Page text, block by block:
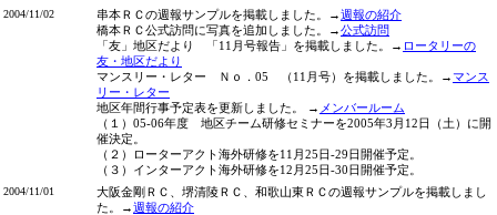
2004/11/02 串本ＲＣの週報サンプルを掲載しました。→週報の紹介
橋本ＲＣ公式訪問に写真を追加しました。→公式訪問
「友」地区だより 「11月号報告」を掲載しました。→ ロータリーの
友・地区だより
マンスリー・レター Ｎｏ．05 （11月号）を掲載しました。→マンス
リー・レター
地区年間行事予定表を更新しました。 → メンバールーム
（１）05-06年度 地区チーム研修セミナーを2005年3月12日（土）に開
催決定。
（２）ローターアクト海外研修を11月25日-29日開催予定。
（３）インターアクト海外研修を12月25日-30日開催予定。
2004/11/01
大阪金剛ＲＣ、堺清陵ＲＣ、和歌山東ＲＣの週報サンプルを掲載しまし
た。→週報の紹介